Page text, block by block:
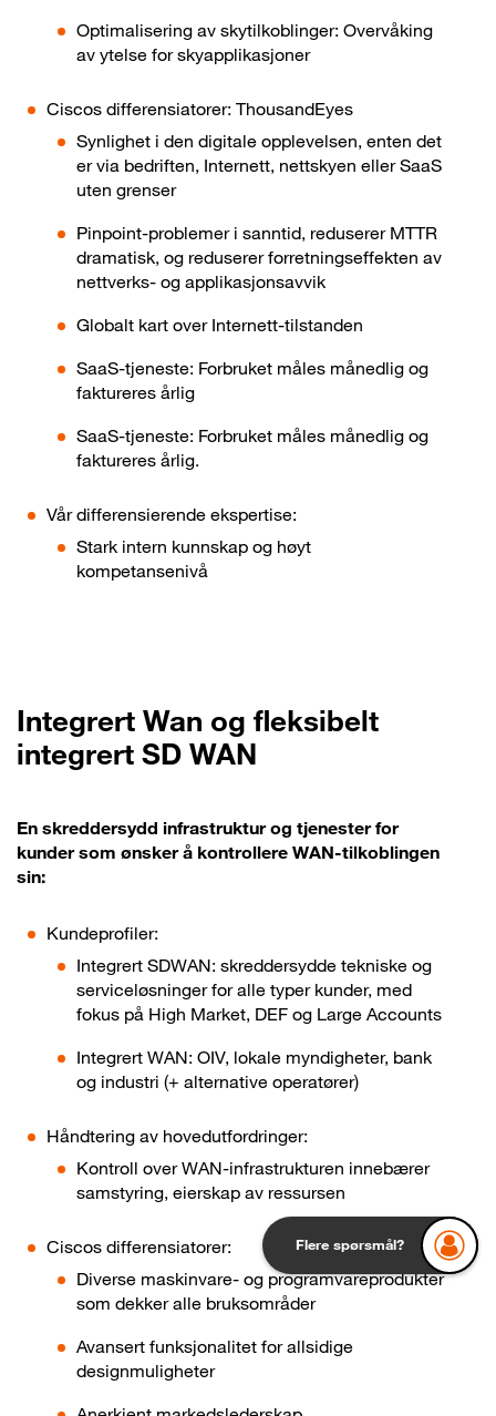
Optimalisering av skytilkoblinger: Overvåking
av ytelse for skyapplikasjoner
Ciscos differensiatorer: ThousandEyes
Synlighet i den digitale opplevelsen, enten det
er via bedriften, Internett, nettskyen eller SaaS
uten grenser
Pinpoint-problemer i sanntid, reduserer MTTR
dramatisk, og reduserer forretningseffekten av
nettverks- og applikasjonsavvik
Globalt kart over Internett-tilstanden
SaaS-tjeneste: Forbruket måles månedlig og
faktureres årlig
SaaS-tjeneste: Forbruket måles månedlig og
faktureres årlig.
Vår differensierende ekspertise:
Stark intern kunnskap og høyt
kompetansenivå
Integrert Wan og fleksibelt
integrert SD WAN
En skreddersydd infrastruktur og tjenester for
kunder som ønsker å kontrollere WAN-tilkoblingen
sin:
Kundeprofiler:
Integrert SDWAN: skreddersydde tekniske og
serviceløsninger for alle typer kunder, med
fokus på High Market, DEF og Large Accounts
Integrert WAN: OIV, lokale myndigheter, bank
og industri (+ alternative operatører)
Håndtering av hovedutfordringer:
Kontroll over WAN-infrastrukturen innebærer
samstyring, eierskap av ressursen
Ciscos differensiatorer:
Diverse maskinvare- og programvareprodukter
som dekker alle bruksområder
Avansert funksjonalitet for allsidige
designmuligheter
Flere spørsmål?